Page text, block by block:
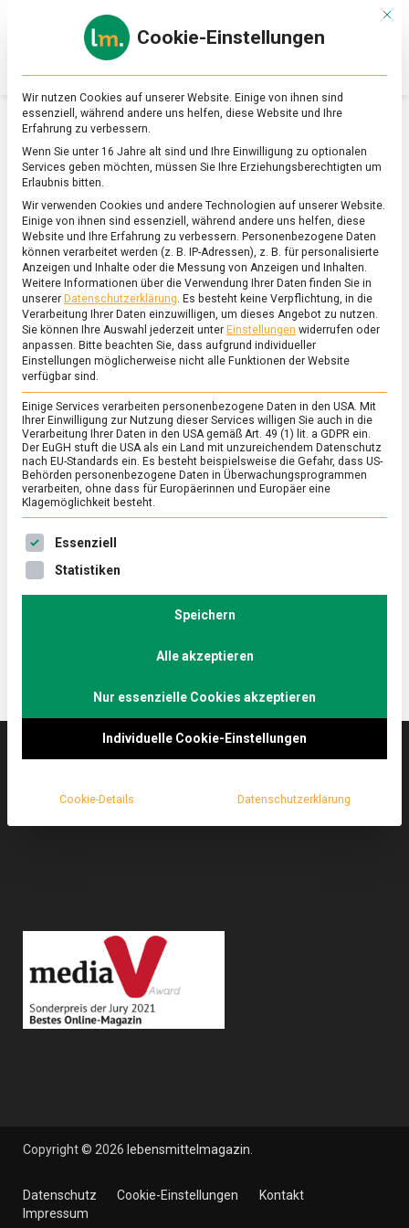
Online-
Magazin
zu
&
Ernährung
SCHLAGWORT:MORCHELN
ERNÄHRUNG & GESUNDHEIT /FEATURED
Allerlei aus Leipzig
5. Juni 2026 Johannes
Allerlei
Hinter dem Kantinenklassiker zur Boulette mit
Kartoffelpüree steckt eigentlich ein barockes
„Allerlei“ im berühmtesten Restaurant der …
Magazin zu Ernährung & Lebensmitteln.
Copyright © 2026 lebensmittelmagazin
Datenschutz Cookie-Einstellungen
Kontakt
Impressum
Mit
Cookie-Einstellungen
Wir nutzen Cookies auf unserer Website. Einige von ihnen sind
essenziell, während andere uns helfen, diese Website und Ihre
Erfahrung zu verbessern.
Wenn Sie unter 16 Jahre alt sind und Ihre Einwilligung zu optionalen
Services geben möchten, müssen Sie Ihre Erziehungsberechtigten um
Erlaubnis bitten.
Wir verwenden Cookies und andere Technologien auf unserer Website.
Einige von ihnen sind essenziell, während andere uns helfen, diese
Website und Ihre Erfahrung zu verbessern. Personenbezogene Daten
können verarbeitet werden (z. B. IP-Adressen), z. B. für personalisierte
Anzeigen und Inhalte oder die Messung von Anzeigen und Inhalten.
Weitere Informationen über die Verwendung Ihrer Daten finden Sie in
unserer Datenschutzerklärung. Es besteht keine Verpflichtung, in die
Verarbeitung Ihrer Daten einzuwilligen, um dieses Angebot zu nutzen.
Sie können Ihre Auswahl jederzeit unter Einstellungen widerrufen oder
anpassen. Bitte beachten Sie, dass aufgrund individueller
Einstellungen möglicherweise nicht alle Funktionen der Website
verfügbar sind.
Einige Services verarbeiten personenbezogene Daten in den USA. Mit
Ihrer Einwilligung zur Nutzung dieser Services willigen Sie auch in die
Verarbeitung Ihrer Daten in den USA gemäß Art. 49 (1) lit. a GDPR ein.
Der EuGH stuft die USA als ein Land mit unzureichendem Datenschutz
nach EU-Standards ein. Es besteht beispielsweise die Gefahr, dass US-
Behörden personenbezogene Daten in Überwachungsprogrammen
verarbeiten, ohne dass für Europäerinnen und Europäer eine
Klagemöglichkeit besteht.
Es folgt eine Liste der Service-Gruppen, für die eine
Essenziell
Statistiken
Speichern
Alle akzeptieren
Nur essenzielle Cookies akzeptieren
Individuelle Cookie-Einstellungen
Cookie-Details Datenschutzerklärung